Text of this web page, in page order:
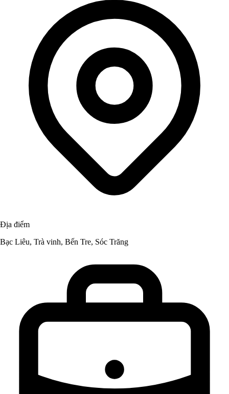
Địa điểm
Bạc Liêu, Trà vinh, Bến Tre, Sóc Trăng